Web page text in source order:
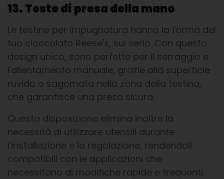
13. Teste di presa della mano
Le testine per impugnatura hanno la forma del
tuo cioccolato Reese's, sul serio. Con questo
design unico, sono perfette per il serraggio e
l'allentamento manuale, grazie alla superficie
ruvida o sagomata nella zona della testina,
che garantisce una presa sicura.
Questa disposizione elimina inoltre la
necessità di utilizzare utensili durante
l'installazione e la regolazione, rendendoli
compatibili con le applicazioni che
necessitano di modifiche rapide e frequenti.